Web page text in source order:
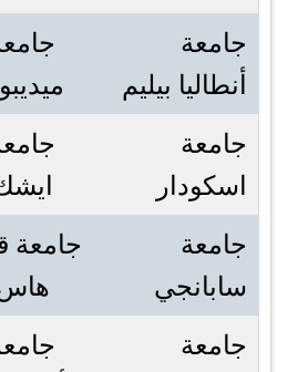
جامعة
أنطاليا بيليم
جامعة
اسكودار
جامعة
سابانجي
جامعة
جامعة